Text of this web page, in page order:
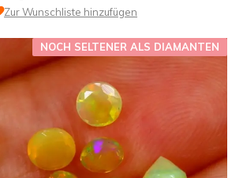
Zur Wunschliste hinzufügen
NOCH SELTENER ALS DIAMANTEN